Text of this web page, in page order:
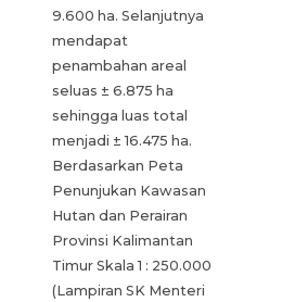
9.600 ha. Selanjutnya
mendapat
penambahan areal
seluas ± 6.875 ha
sehingga luas total
menjadi ± 16.475 ha.
Berdasarkan Peta
Penunjukan Kawasan
Hutan dan Perairan
Provinsi Kalimantan
Timur Skala 1 : 250.000
(Lampiran SK Menteri